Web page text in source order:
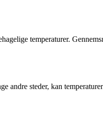
temperaturer.
andre steder, kan